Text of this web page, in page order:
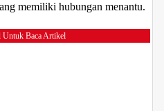
memiliki hubungan menantu.
Baca Artikel